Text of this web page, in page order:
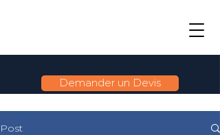
Demander un Devis
Post